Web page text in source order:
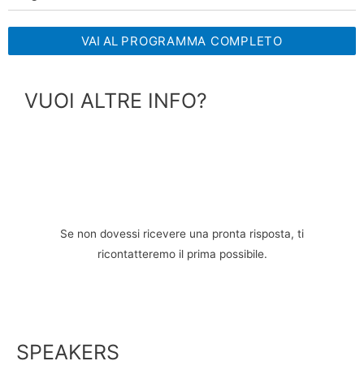
VAI AL PROGRAMMA COMPLETO
VUOI ALTRE INFO?
Se non dovessi ricevere una pronta risposta, ti
ricontatteremo il prima possibile.
SPEAKERS